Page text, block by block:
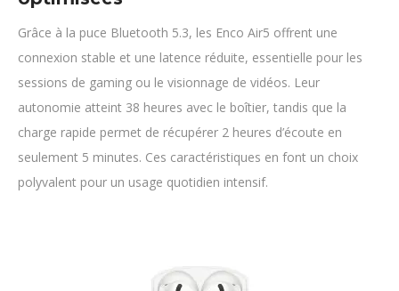
Grâce à la puce Bluetooth 5.3, les Enco Air5 offrent une
connexion stable et une latence réduite, essentielle pour les
sessions de gaming ou le visionnage de vidéos. Leur
autonomie atteint 38 heures avec le boîtier, tandis que la
charge rapide permet de récupérer 2 heures d’écoute en
seulement 5 minutes. Ces caractéristiques en font un choix
polyvalent pour un usage quotidien intensif.